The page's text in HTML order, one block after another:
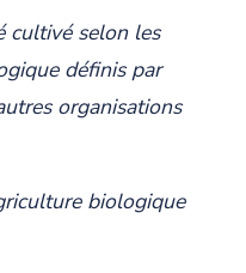
cultivé selon les
définis par
organisations
biologique